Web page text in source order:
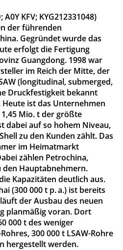
KFV; KYG212331048)
der führenden
Gegründet wurde das
erfolgt die Fertigung
Guangdong. 1998 war
im Reich der Mitte, der
(longitudinal, submerged,
Druckfestigkeit bekannt
ist das Unternehmen
Mio. t der größte
dabei auf so hohem Niveau,
zu den Kunden zählt. Das
im Heimatmarkt
zählen Petrochina,
den Hauptabnehmern.
Kapazitäten deutlich aus.
(300 000 t p. a.) ist bereits
der Ausbau des neuen
planmäßig voran. Dort
000 t des weniger
300 000 t LSAW-Rohre
hergestellt werden.